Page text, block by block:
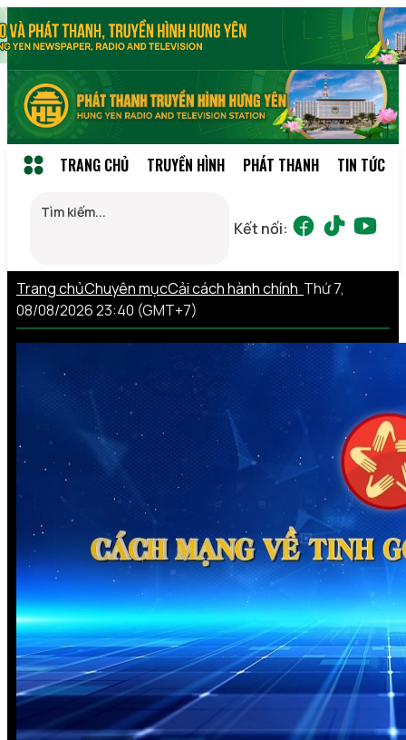
TRANG CHỦ TRUYỀN HÌNH PHÁT THANH TIN TỨC
Kết nối:
Trang chủChuyên mụcCải cách hành chính Thứ 7,
08/08/2026 23:40 (GMT+7)